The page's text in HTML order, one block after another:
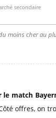
secondaire
moins cher au
le match
offres, on